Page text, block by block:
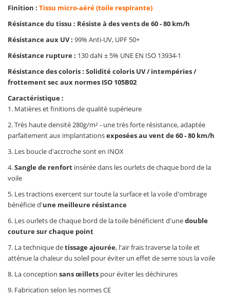
Finition : Tissu micro-aéré (toile respirante)
Résistance du tissu : Résiste à des vents de 60 - 80 km/h
Résistance aux UV : 99% Anti-UV, UPF 50+
Résistance rupture : 130 daN ± 5% UNE EN ISO 13934-1
Résistance des coloris : Solidité coloris UV / intempéries /
frottement sec aux normes ISO 105B02
Caractéristique :
1. Matières et finitions de qualité supérieure
2. Très haute densité 280g/m² - une très forte résistance, adaptée
parfaitement aux implantationsexposées au vent de 60 - 80 km/h
3. Les boucle d'accroche sont en INOX
4.Sangle de renfort insérée dans les ourlets de chaque bord de la
voile
5. Les tractions exercent sur toute la surface et la voile d'ombrage
bénéficie d'une meilleure résistance
6. Les ourlets de chaque bord de la toile bénéficient d'unedouble
couture sur chaque point
7. La technique detissage ajourée, l'air frais traverse la toile et
atténue la chaleur du soleil pour éviter un effet de serre sous la voile
8. La conception sans œillets pour éviter les déchirures
9. Fabrication selon les normes CE